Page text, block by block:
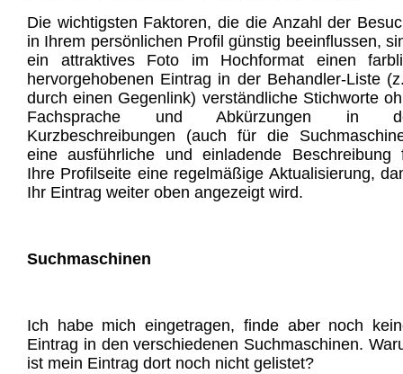
Die wichtigsten Faktoren, die die Anzahl der
in Ihrem persönlichen Profil günstig beeinflussen,
ein attraktives Foto im Hochformat einen
hervorgehobenen Eintrag in der Behandler-Liste
durch einen Gegenlink) verständliche Stichworte
Fachsprache und Abkürzungen in
Kurzbeschreibungen (auch für die
eine ausführliche und einladende Beschreibung
Ihre Profilseite eine regelmäßige Aktualisierung,
Ihr Eintrag weiter oben angezeigt wird.
Suchmaschinen
Ich habe mich eingetragen, finde aber noch
Eintrag in den verschiedenen Suchmaschinen.
ist mein Eintrag dort noch nicht gelistet?